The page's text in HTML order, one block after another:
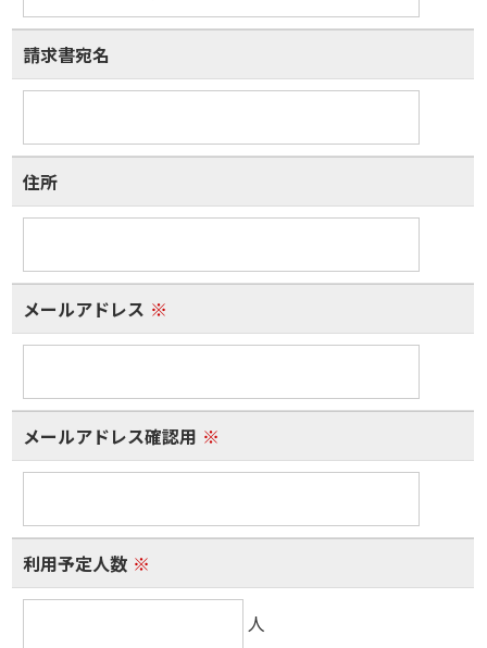
請求書宛名
住所
メールアドレス ※
メールアドレス確認用 ※
利用予定人数 ※
人